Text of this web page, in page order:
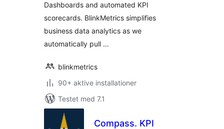
Dashboards and automated KPI
scorecards. BlinkMetrics simplifies
business data analytics as we
automatically pull …
blinkmetrics
90+ aktive installationer
Testet med 7.1
Compass. KPI